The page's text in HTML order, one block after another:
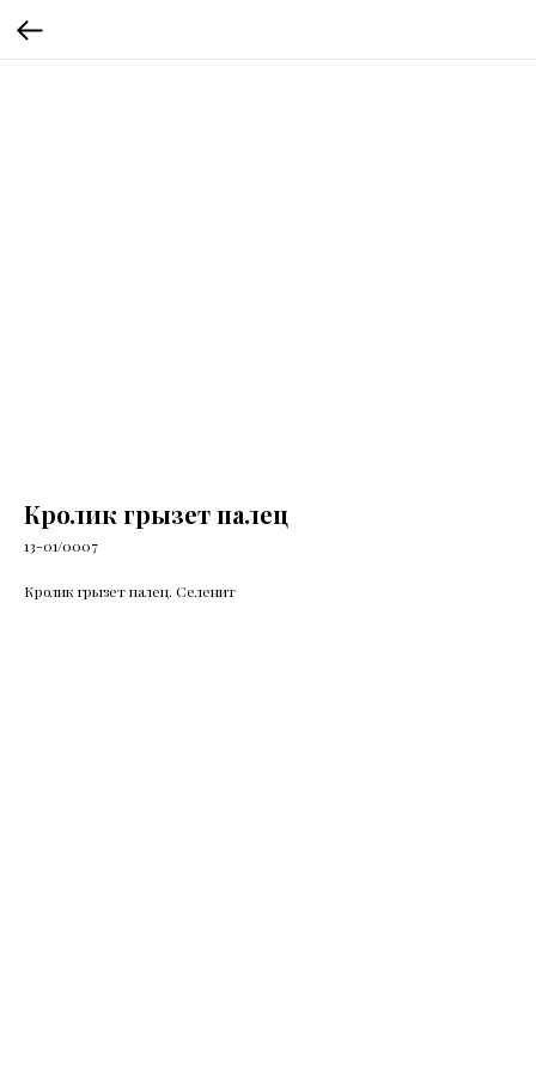
Кролик грызет палец
13-01/0007
Кролик грызет палец. Селенит